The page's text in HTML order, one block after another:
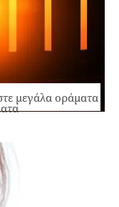
μεγάλα οράματα